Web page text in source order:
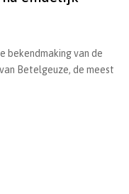
bekendmaking van de
Betelgeuze, de meest